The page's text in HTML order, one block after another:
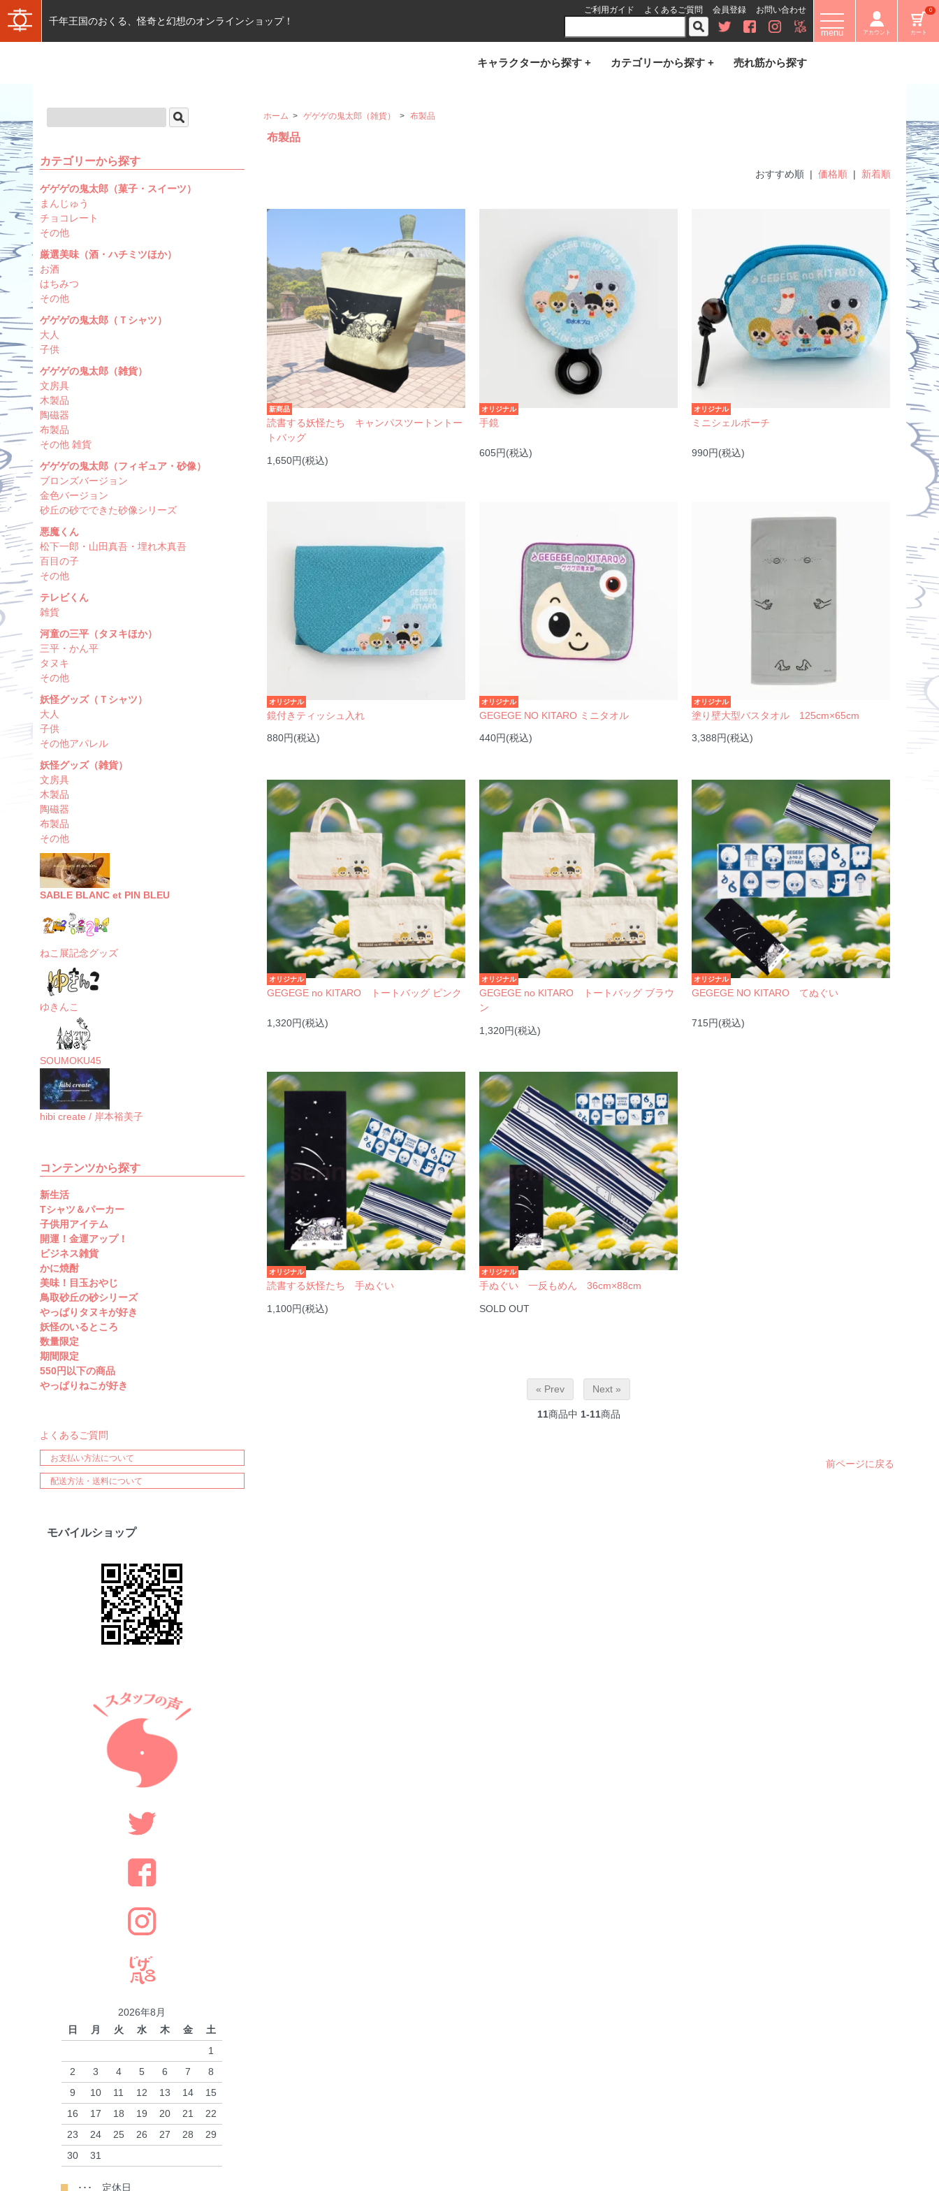
ご利用ガイド よくあるご質問 会員登録 お問い合わせ
千年王国のおくる、怪奇と幻想のオンラインショップ！
menu アカウント カート
0
キャラクターから探す + カテゴリーから探す + 売れ筋から探す
ホーム > ゲゲゲの鬼太郎（雑貨） > 布製品
布製品
おすすめ順 | 価格順| 新着順
新商品
読書する妖怪たち キャンパスツートントー
トバッグ
1,650円(税込)
オリジナル
手鏡
605円(税込)
オリジナル
ミニシェルポーチ
990円(税込)
オリジナル
鏡付きティッシュ入れ
880円(税込)
オリジナル
GEGEGE NO KITARO ミニタオル
440円(税込)
オリジナル
塗り壁大型バスタオル 125cm×65cm
3,388円(税込)
オリジナル
GEGEGE no KITARO トートバッグ ピンク
1,320円(税込)
オリジナル
GEGEGE no KITARO トートバッグ ブラウ
ン
1,320円(税込)
オリジナル
GEGEGE NO KITARO てぬぐい
715円(税込)
オリジナル
読書する妖怪たち 手ぬぐい
1,100円(税込)
オリジナル
手ぬぐい 一反もめん 36cm×88cm
SOLD OUT
« Prev Next »
11商品中 1-11商品
前ページに戻る
カテゴリーから探す
ゲゲゲの鬼太郎（菓子・スイーツ）
まんじゅう
チョコレート
その他
厳選美味（酒・ハチミツほか）
お酒
はちみつ
その他
ゲゲゲの鬼太郎（Ｔシャツ）
大人
子供
ゲゲゲの鬼太郎（雑貨）
文房具
木製品
陶磁器
布製品
その他 雑貨
ゲゲゲの鬼太郎（フィギュア・砂像）
ブロンズバージョン
金色バージョン
砂丘の砂でできた砂像シリーズ
悪魔くん
松下一郎・山田真吾・埋れ木真吾
百目の子
その他
テレビくん
雑貨
河童の三平（タヌキほか）
三平・かん平
タヌキ
その他
妖怪グッズ（Ｔシャツ）
大人
子供
その他アパレル
妖怪グッズ（雑貨）
文房具
木製品
陶磁器
布製品
その他
SABLE BLANC et PIN BLEU
ねこ展記念グッズ
ゆきんこ
SOUMOKU45
hibi create / 岸本裕美子
コンテンツから探す
新生活
Tシャツ＆パーカー
子供用アイテム
開運！金運アップ！
ビジネス雑貨
かに焼酎
美味！目玉おやじ
鳥取砂丘の砂シリーズ
やっぱりタヌキが好き
妖怪のいるところ
数量限定
期間限定
550円以下の商品
やっぱりねこが好き
よくあるご質問
お支払い方法について
配送方法・送料について
モバイルショップ
2026年8月
日
月 火 水 木 金
土
1
2
3 4 5 6 7
8
9
10 11 12 13 14
15
16
17 18 19 20 21
22
23
24 25 26 27 28
29
30
31
･･･ 定休日